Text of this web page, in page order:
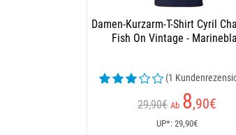
Damen-Kurzarm-T-Shirt Cyril
Fish On Vintage -
(1
29,90€ Ab 8,90€
UP*: 29,90€